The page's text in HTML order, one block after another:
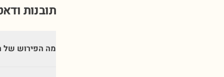
תובנות
מה הפירוש של